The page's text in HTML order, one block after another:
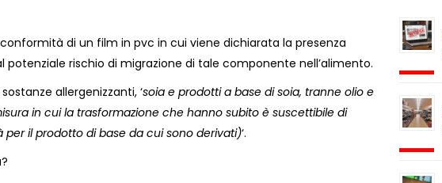
di un film in pvc in cui viene dichiarata la presenza
potenziale rischio di migrazione di tale componente nell’alimento.
sostanze allergenizzanti, ‘soia e prodotti a base di soia, tranne olio e
in cui la trasformazione che hanno subito è suscettibile di
per il prodotto di base da cui sono derivati)‘.